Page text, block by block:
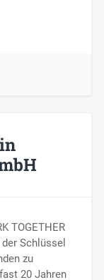
TOGETHER
Schlüssel
zu
20 Jahren